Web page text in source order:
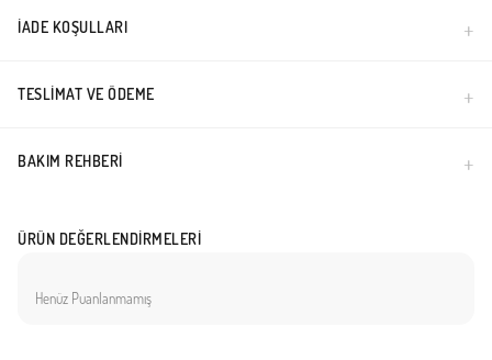
İADE KOŞULLARI
TESLIMAT VE ÖDEME
BAKIM REHBERI
ÜRÜN DEĞERLENDIRMELERI
Henüz Puanlanmamış